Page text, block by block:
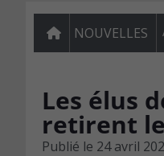
NOUVELLES
Les élus
retirent
Publié le 24 avril